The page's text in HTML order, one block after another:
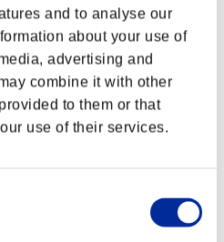
and to analyse our
about your use of
advertising and
combine it with other
to them or that
use of their services.